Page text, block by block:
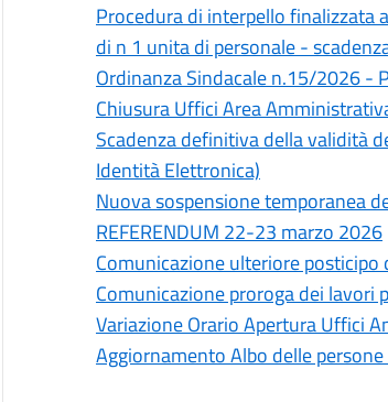
Procedura di interpello finalizzata
di n 1 unita di personale -
Ordinanza Sindacale n.15/2026 -
Chiusura Uffici Area
Scadenza definitiva della validità
Identità Elettronica)
Nuova sospensione temporanea
REFERENDUM 22-23 marzo 2026
Comunicazione ulteriore
Comunicazione proroga dei lavori
Variazione Orario Apertura Uffici
Aggiornamento Albo delle